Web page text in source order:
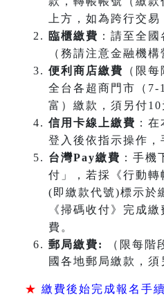
上方，如為跨行交
臨櫃繳費 ：請至全
（務請注意金融機構
便利商店繳費
（限
全台各超商門市（7-
富）繳款，須另付10
信用卡線上繳費 ：
登入後依指示操作，
台灣Pay繳費 ：手機
付」，若採《行動轉
(即繳款代號)標示於
《掃碼收付》完成
費。
郵局繳費:
（限每階
國各地郵局繳款，須
★ 繳費後始完成報名手續